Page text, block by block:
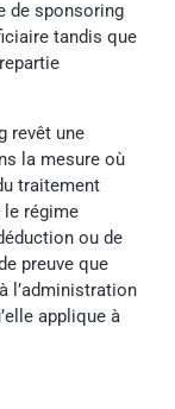
de sponsoring
tandis que
revêt une
la mesure où
traitement
le régime
ou de
preuve que
l’administration
applique à